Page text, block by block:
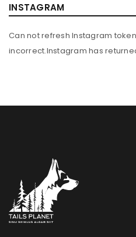
INSTAGRAM
Can not refresh Instagram
incorrect.Instagram has